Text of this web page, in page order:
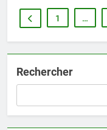
1 …
Rechercher